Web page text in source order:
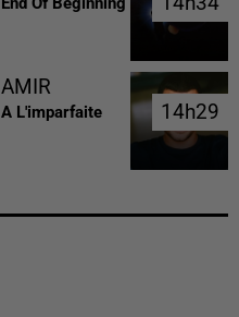
AMIR
A L'imparfaite 14h29
14h29